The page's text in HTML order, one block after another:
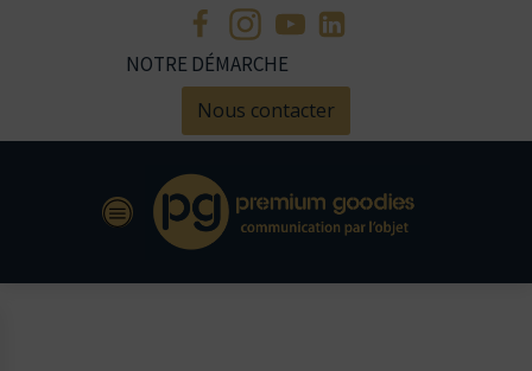
NOTRE DÉMARCHE
Nous contacter